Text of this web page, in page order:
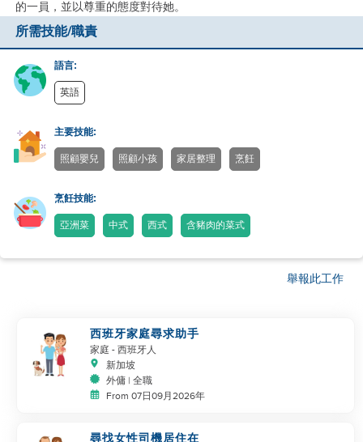
的一員，並以尊重的態度對待她。
所需技能/職責
語言:
英語
主要技能:
照顧嬰兒 照顧小孩 家居整理 烹飪
烹飪技能:
亞洲菜 中式 西式 含豬肉的菜式
舉報此工作
西班牙家庭尋求助手
家庭 - 西班牙人
新加坡
外傭 | 全職
From 07日09月2026年
尋找女性司機居住在